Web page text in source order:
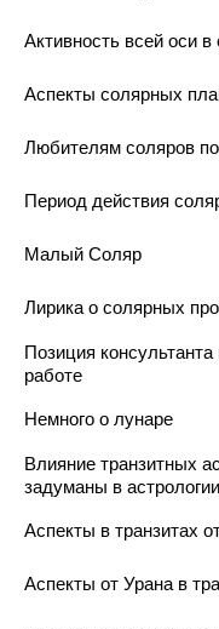
Активность всей оси в
Аспекты солярных
Любителям соляров
Период действия
Малый Соляр
Лирика о солярных
Позиция
работе
Немного о лунаре
Влияние транзитных
задуманы в астрологии
Аспекты в транзитах
Аспекты от Урана в